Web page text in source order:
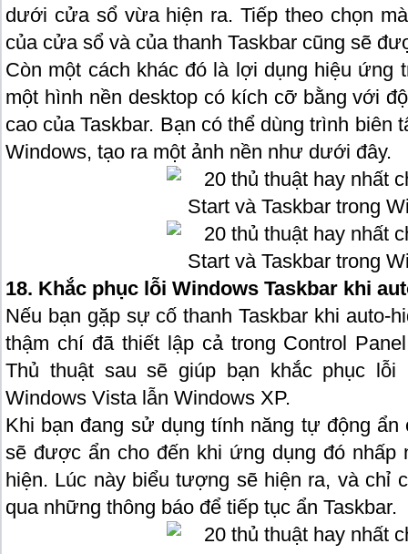
dưới cửa sổ vừa hiện ra. Tiếp theo chọn
của cửa sổ và của thanh Taskbar cũng sẽ
Còn một cách khác đó là lợi dụng hiệu ứng
một hình nền desktop có kích cỡ bằng với
cao của Taskbar. Bạn có thể dùng trình biên
Windows, tạo ra một ảnh nền như dưới đây.
18. Khắc phục lỗi Windows Taskbar khi
Nếu bạn gặp sự cố thanh Taskbar khi auto-
thậm chí đã thiết lập cả trong Control
Thủ thuật sau sẽ giúp bạn khắc phục lỗi
Windows Vista lẫn Windows XP.
Khi bạn đang sử dụng tính năng tự động ẩn
sẽ được ẩn cho đến khi ứng dụng đó nhấp
hiện. Lúc này biểu tượng sẽ hiện ra, và chỉ
qua những thông báo để tiếp tục ẩn Taskbar.